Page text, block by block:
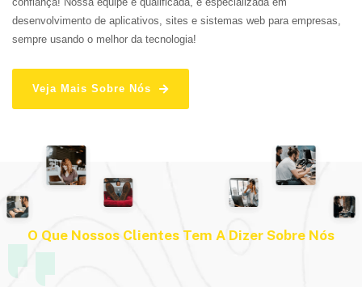
desenvolvimento de aplicativos, sites e sistemas web para empresas,
sempre usando o melhor da tecnologia!
Veja Mais Sobre Nós
O Que Nossos Clientes Tem A Dizer Sobre Nós